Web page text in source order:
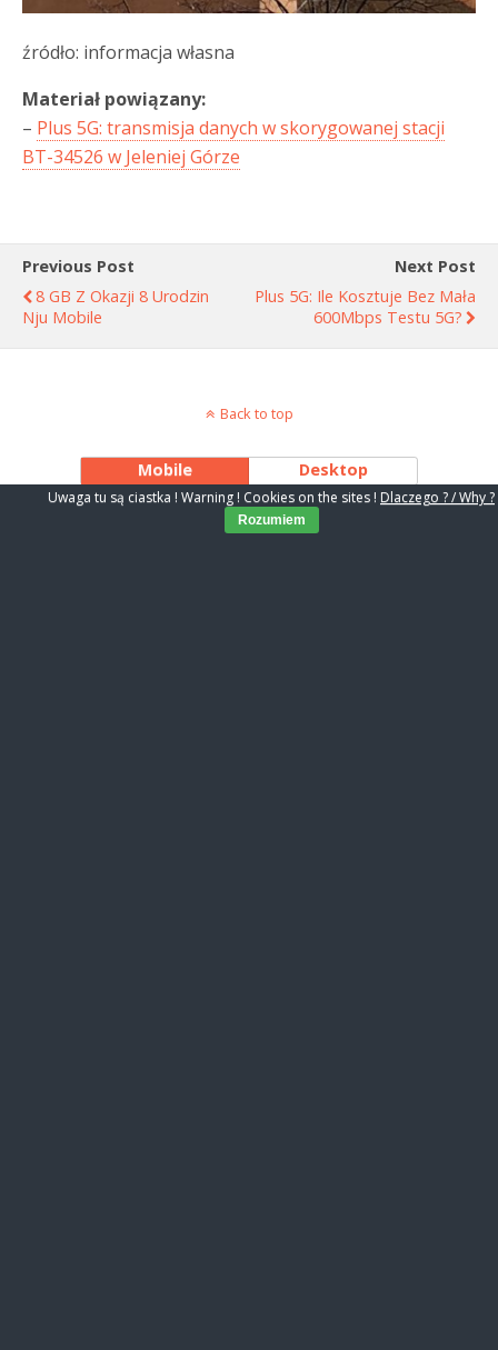
źródło: informacja własna
Materiał powiązany:
– Plus 5G: transmisja danych w skorygowanej stacji
BT-34526 w Jeleniej Górze
Previous Post
8 GB Z Okazji 8 Urodzin
Nju Mobile
Next Post
Plus 5G: Ile Kosztuje Bez Mała
600Mbps Testu 5G?
Back to top
Mobile Desktop
Uwaga tu są ciastka ! Warning ! Cookies on the sites ! Dlaczego ? / Why ?
Rozumiem